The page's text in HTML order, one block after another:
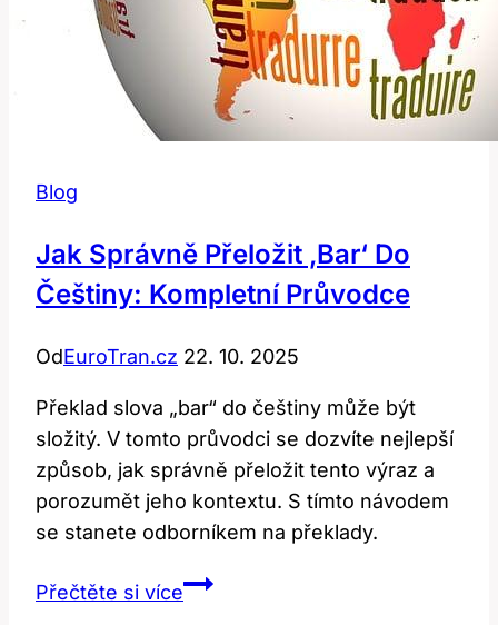
Blog
Jak Správně Přeložit ‚Bar‘ Do
Češtiny: Kompletní Průvodce
OdEuroTran.cz 22. 10. 2025
Překlad slova „bar“ do češtiny může být
složitý. V tomto průvodci se dozvíte nejlepší
způsob, jak správně přeložit tento výraz a
porozumět jeho kontextu. S tímto návodem
se stanete odborníkem na překlady.
Přečtěte si víceJak